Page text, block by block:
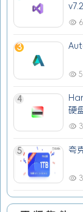
3
4
硬
5 夸